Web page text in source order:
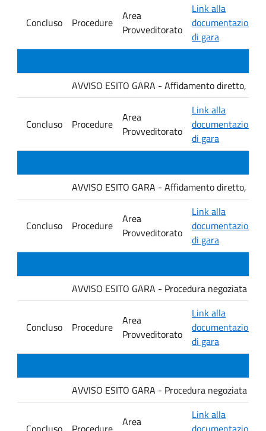
Concluso Procedure
Area
Provveditorato
Link alla
documentazione
di gara
AVVISO ESITO GARA - Affidamento diretto, ai
Concluso Procedure
Area
Provveditorato
Link alla
documentazione
di gara
AVVISO ESITO GARA - Affidamento diretto, ai
Concluso Procedure
Area
Provveditorato
Link alla
documentazione
di gara
AVVISO ESITO GARA - Procedura negoziata
Concluso Procedure
Area
Provveditorato
Link alla
documentazione
di gara
AVVISO ESITO GARA - Procedura negoziata
Area
Link alla